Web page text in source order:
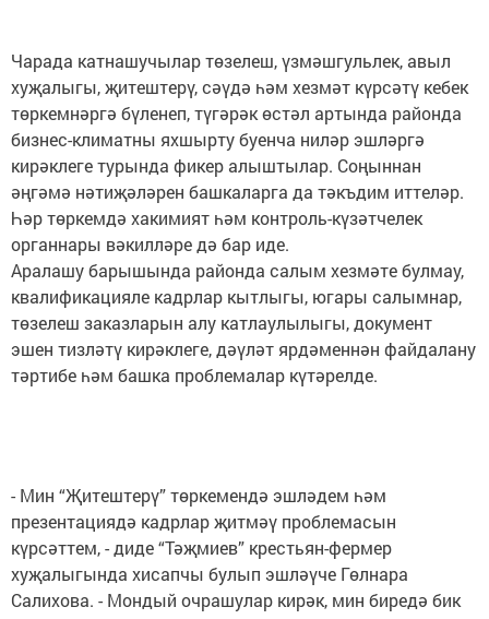
Чарада катнашучылар төзелеш, үзмәшгульлек, авыл
хуҗалыгы, җитештерү, сәүдә һәм хезмәт күрсәтү кебек
төркемнәргә бүленеп, түгәрәк өстәл артында районда
бизнес-климатны яхшырту буенча ниләр эшләргә
кирәклеге турында фикер алыштылар. Соңыннан
әңгәмә нәтиҗәләрен башкаларга да тәкъдим иттеләр.
Һәр төркемдә хакимият һәм контроль-күзәтчелек
органнары вәкилләре дә бар иде.
Аралашу барышында районда салым хезмәте булмау,
квалификацияле кадрлар кытлыгы, югары салымнар,
төзелеш заказларын алу катлаулылыгы, документ
эшен тизләтү кирәклеге, дәүләт ярдәменнән файдалану
тәртибе һәм башка проблемалар күтәрелде.
- Мин “Җитештерү” төркемендә эшләдем һәм
презентациядә кадрлар җитмәү проблемасын
күрсәттем, - диде “Тәҗмиев” крестьян-фермер
хуҗалыгында хисапчы булып эшләүче Гөлнара
Салихова. - Мондый очрашулар кирәк, мин биредә бик